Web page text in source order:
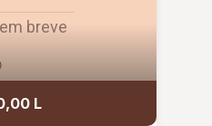
breve
L